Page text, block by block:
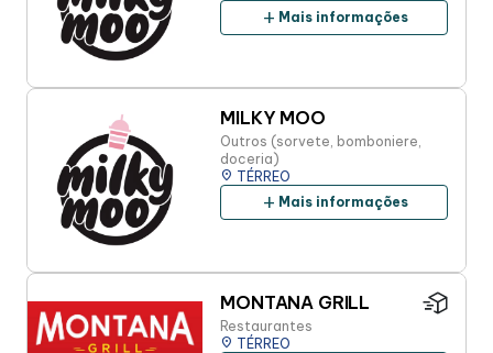
add Mais informações
MILKY MOO
Outros (sorvete, bomboniere,
doceria)
place TÉRREO
add Mais informações
MONTANA GRILL
Restaurantes
place TÉRREO